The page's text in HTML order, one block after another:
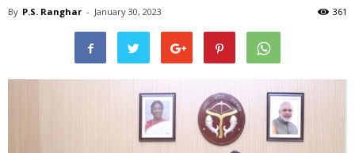
By P.S. Ranghar - January 30, 2023 361